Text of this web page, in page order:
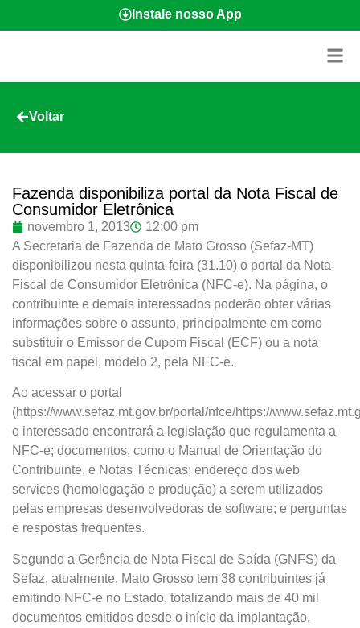
Instale nosso App
Voltar
Fazenda disponibiliza portal da Nota Fiscal de
Consumidor Eletrônica
novembro 1, 2013
12:00 pm
A Secretaria de Fazenda de Mato Grosso (Sefaz-MT)
disponibilizou nesta quinta-feira (31.10) o portal da Nota
Fiscal de Consumidor Eletrônica (NFC-e). Na página, o
contribuinte e demais interessados poderão obter várias
informações sobre o assunto, principalmente em como
substituir o Emissor de Cupom Fiscal (ECF) ou a nota
fiscal em papel, modelo 2, pela NFC-e.
Ao acessar o portal
(https://www.sefaz.mt.gov.br/portal/nfce/https://
o interessado encontrará a legislação que regulamenta a
NFC-e; documentos, como o Manual de Orientação do
Contribuinte, e Notas Técnicas; endereço dos web
services (homologação e produção) a serem utilizados
pelas empresas desenvolvedoras de software; e perguntas
e respostas frequentes.
Segundo a Gerência de Nota Fiscal de Saída (GNFS) da
Sefaz, atualmente, Mato Grosso tem 38 contribuintes já
emitindo NFC-e no Estado, totalizando mais de 40 mil
documentos emitidos desde o início da implantação,